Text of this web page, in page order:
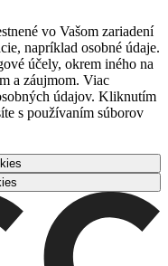
vo Vašom zariadení
napríklad osobné údaje.
účely, okrem iného na
a záujmom. Viac
údajov. Kliknutím
s používaním súborov